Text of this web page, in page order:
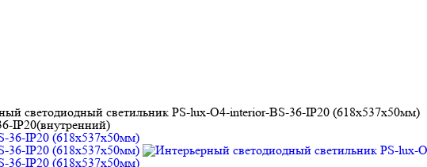
светодиодный светильник PS-lux-O4-interior-BS-36-IP20 (618x537x50мм)
IP20(внутренний)